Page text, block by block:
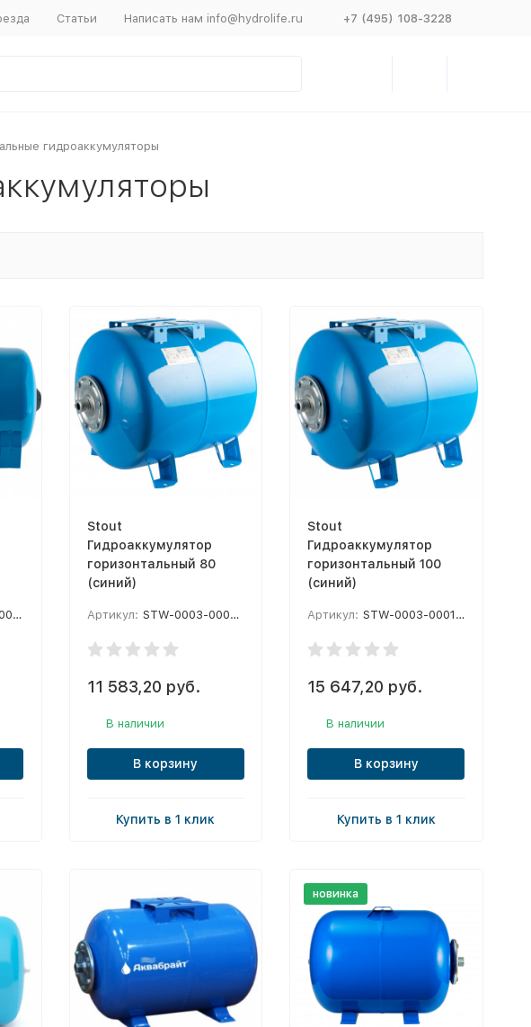
Статьи Написать нам info@hydrolife.ru +7 (495) 108-3228
гидроаккумуляторы
Stout
Гидроаккумулятор
горизонтальный 80
(синий)
Артикул: STW-0003-000080
11 583,20 руб.
В наличии
В корзину
Купить в 1 клик
Stout
Гидроаккумулятор
горизонтальный 100
(синий)
Артикул: STW-0003-000100
15 647,20 руб.
В наличии
В корзину
Купить в 1 клик
новинка